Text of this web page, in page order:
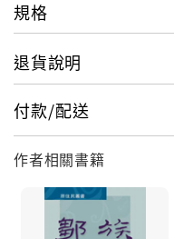
規格
退貨說明
付款/配送
作者相關書籍